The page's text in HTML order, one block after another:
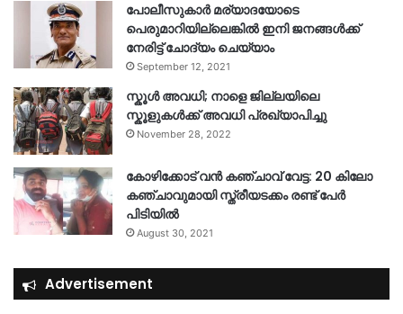
പോലീസുകാര്‍ മര്യാദയോടെ
പെരുമാറിയില്ലെങ്കില്‍ ഇനി ജനങ്ങള്‍ക്ക്
നേരിട്ട് ചോദ്യം ചെയ്യാം
September 12, 2021
സ്കൂൾ അവധി; നാളെ ജില്ലയിലെ
സ്കൂളുകൾക്ക് അവധി പ്രഖ്യാപിച്ചു
November 28, 2022
കോഴിക്കോട് വൻ കഞ്ചാവ് വേട്ട: 20 കിലോ
കഞ്ചാവുമായി സ്ത്രീയടക്കം രണ്ട് പേർ
പിടിയിൽ
August 30, 2021
Advertisement